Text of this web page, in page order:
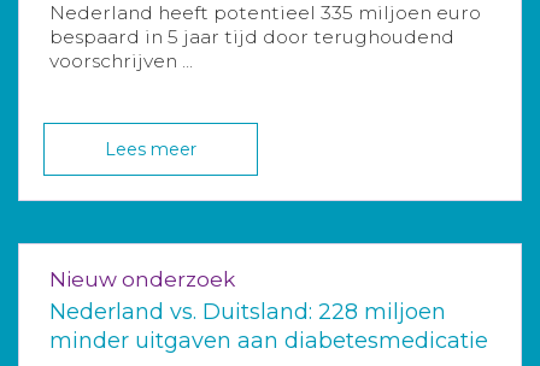
Nederland heeft potentieel 335 miljoen euro
bespaard in 5 jaar tijd door terughoudend
voorschrijven ...
Lees meer
Nieuw onderzoek
Nederland vs. Duitsland: 228 miljoen
minder uitgaven aan diabetesmedicatie